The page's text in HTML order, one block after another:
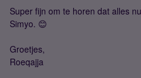
Super fijn om te horen dat alles
Simyo. 😊
Groetjes,
Roeqajja